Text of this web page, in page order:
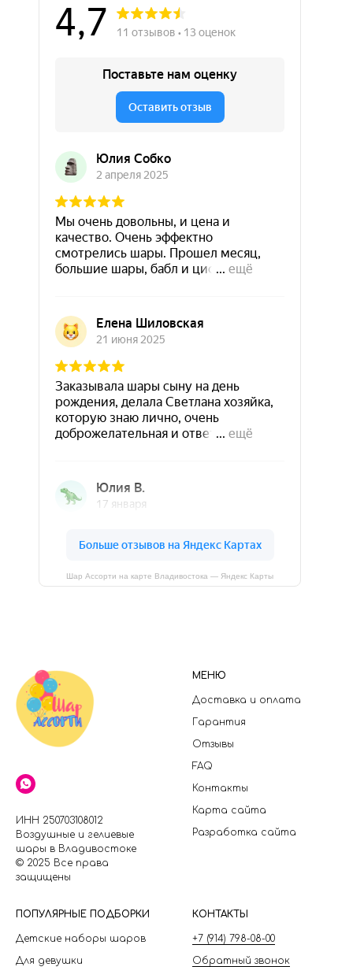
Шар Ассорти на карте Владивостока — Яндекс Карты
ИНН 250703108012
Воздушные и гелиевые
шары в Владивостоке
© 2025 Все права
защищены
МЕНЮ
Доставка и оплата
Гарантия
Отзывы
FAQ
Контакты
Карта сайта
Разработка сайта
ПОПУЛЯРНЫЕ ПОДБОРКИ
Детские наборы шаров
Для девушки
КОНТАКТЫ
+7 (914) 798-08-00
Обратный звонок